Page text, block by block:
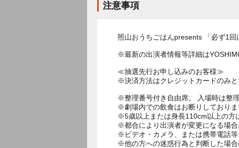
注意事項
照山おうちごはんpresents 「必ず1回
※最新の出演者情報等詳細は
≪抽選先行お申し込みのお客様≫
※決済方法はクレジットカードのみと
※整理番号付き自由席。 入場時は整
※劇場内での飲食はお断りしており
※5歳以上または身長110cm以上の方
※都合により出演者が変更になる場
※ビデオ・カメラ、または携帯電話等
※他の方への迷惑行為と判断した場合